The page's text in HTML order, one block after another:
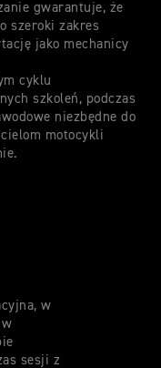
gwarantuje, że
szeroki zakres
jako mechanicy
cyklu
szkoleń, podczas
niezbędne do
motocykli
w
sesji z